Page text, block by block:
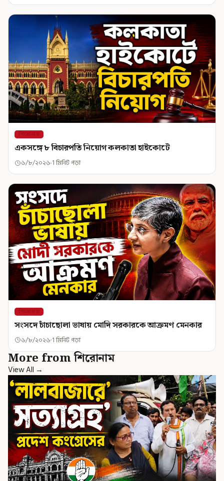
শিরোনাম
একসঙ্গে ৮ বিচারপতি নিয়োগ কলকাতা হাইকোর্টে
৬/৮/২০২৬ 1 মিনিট পড়া
শিরোনাম
সংসদে চাঁচাছোলা ভাষায় মোদি সরকারকে আক্রমণ মেনকার
৬/৮/২০২৬ 1 মিনিট পড়া
More from শিরোনাম
View All →